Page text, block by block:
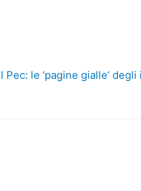
Pec: le ‘pagine gialle’